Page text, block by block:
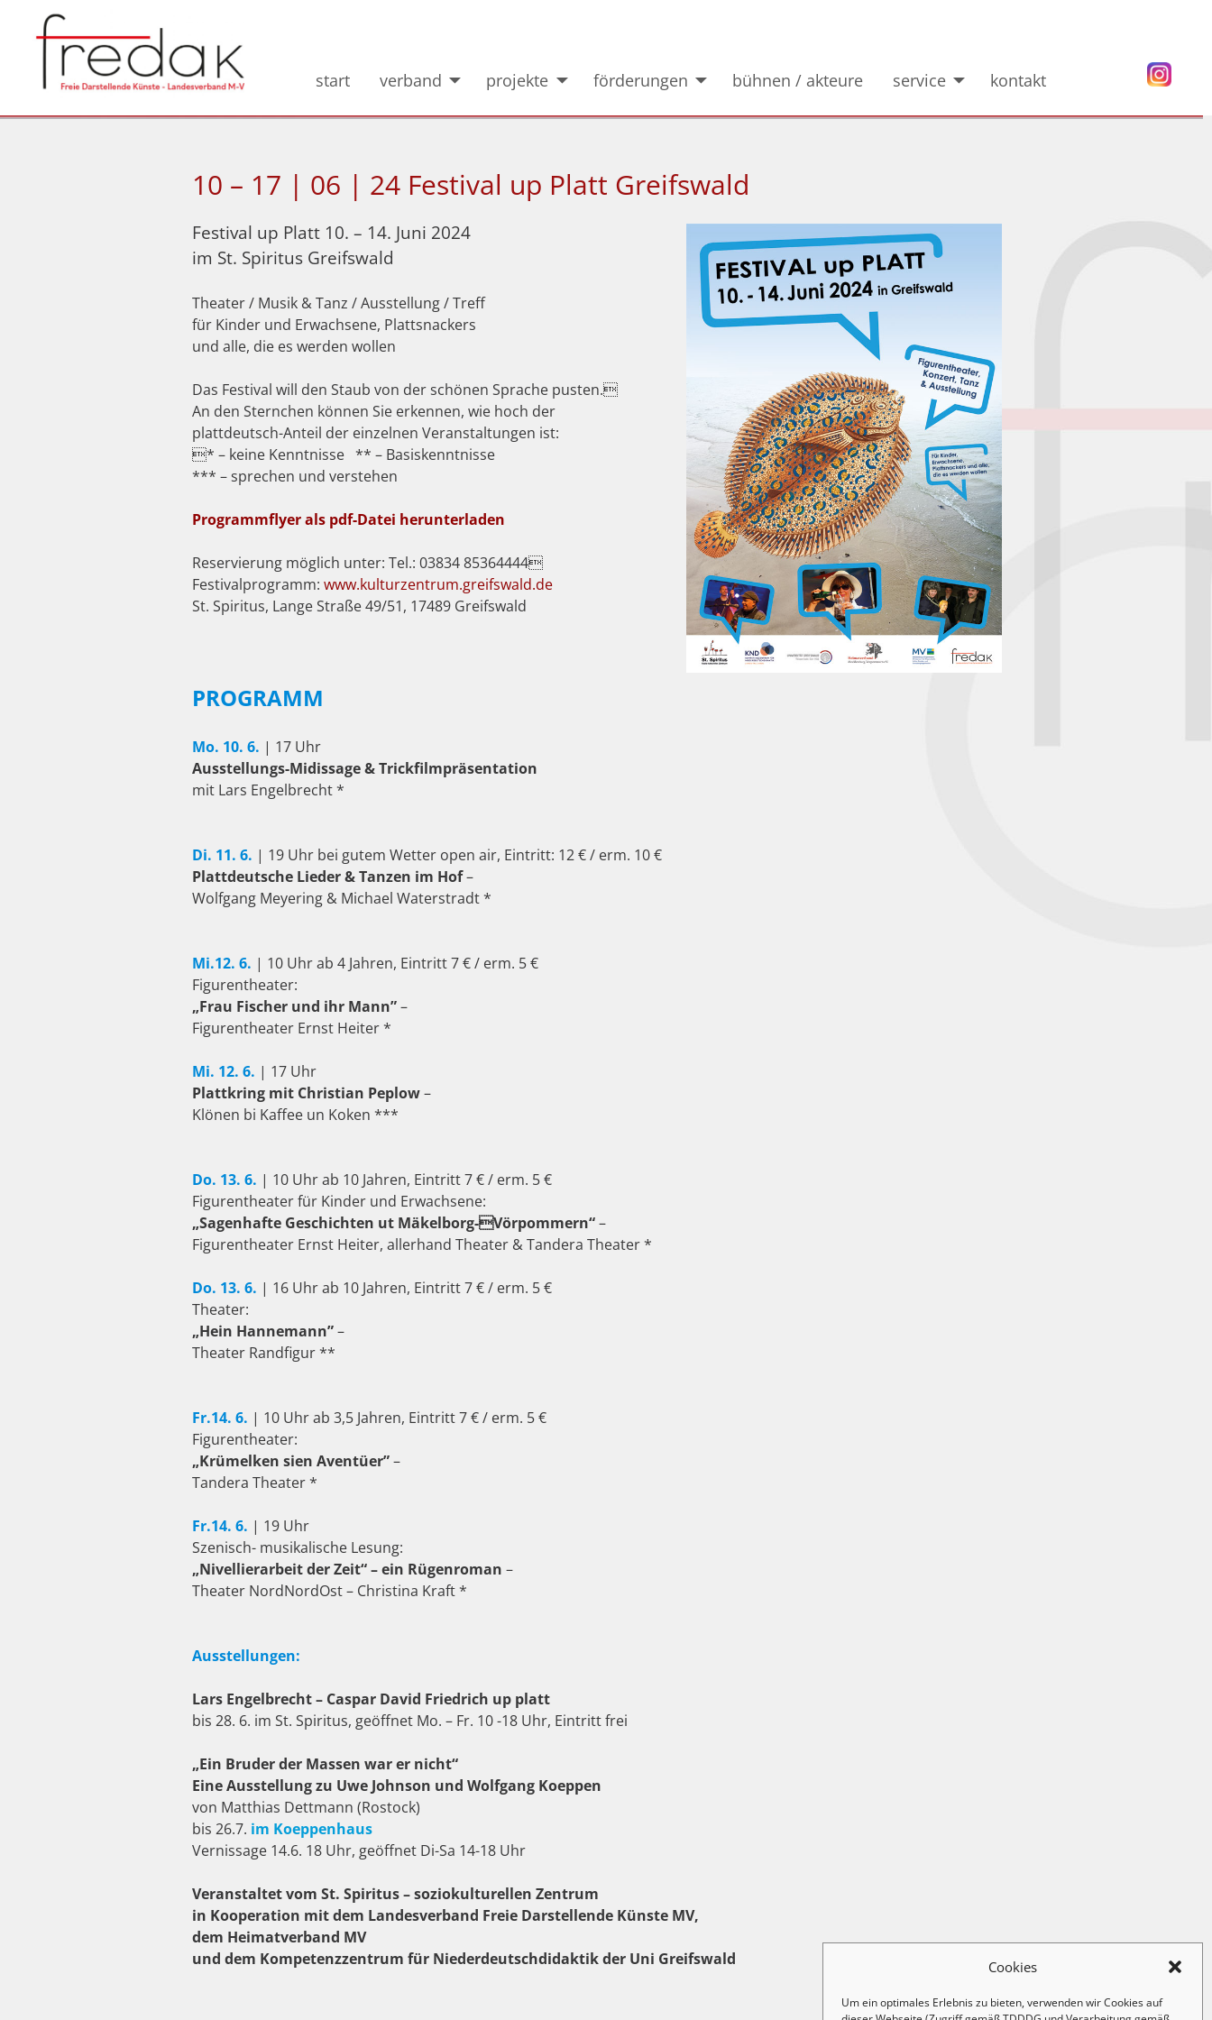
Cookies
Um ein optimales Erlebnis zu bieten, verwenden wir Cookies auf
start verband projekte förderungen bühnen / akteure service kontakt
10 – 17 | 06 | 24 Festival up Platt Greifswald
Festival up Platt 10. – 14. Juni 2024
im St. Spiritus Greifswald
Theater / Musik & Tanz / Ausstellung / Treff
für Kinder und Erwachsene, Plattsnackers
und alle, die es werden wollen
Das Festival will den Staub von der schönen Sprache pusten.
An den Sternchen können Sie erkennen, wie hoch der
plattdeutsch-Anteil der einzelnen Veranstaltungen ist:
* – keine Kenntnisse ** – Basiskenntnisse
*** – sprechen und verstehen
Programmflyer als pdf-Datei herunterladen
Reservierung möglich unter: Tel.: 03834 85364444
Festivalprogramm: www.kulturzentrum.greifswald.de
St. Spiritus, Lange Straße 49/51, 17489 Greifswald
PROGRAMM
Mo. 10. 6. | 17 Uhr
Ausstellungs-Midissage & Trickfilmpräsentation
mit Lars Engelbrecht *
Di. 11. 6. | 19 Uhr bei gutem Wetter open air, Eintritt: 12 € / erm. 10 €
Plattdeutsche Lieder & Tanzen im Hof–
Wolfgang Meyering & Michael Waterstradt *
Mi.12. 6. | 10 Uhr ab 4 Jahren, Eintritt 7 € / erm. 5 €
Figurentheater:
„Frau Fischer und ihr Mann”–
Figurentheater Ernst Heiter *
Mi. 12. 6. | 17 Uhr
Plattkring mit Christian Peplow–
Klönen bi Kaffee un Koken ***
Do. 13. 6. | 10 Uhr ab 10 Jahren, Eintritt 7 € / erm. 5 €
Figurentheater für Kinder und Erwachsene:
„Sagenhafte Geschichten ut Mäkelborg-Vörpommern“–
Figurentheater Ernst Heiter, allerhand Theater & Tandera Theater *
Do. 13. 6. | 16 Uhr ab 10 Jahren, Eintritt 7 € / erm. 5 €
Theater:
„Hein Hannemann”–
Theater Randfigur **
Fr.14. 6. | 10 Uhr ab 3,5 Jahren, Eintritt 7 € / erm. 5 €
Figurentheater:
„Krümelken sien Aventüer”–
Tandera Theater *
Fr.14. 6. | 19 Uhr
Szenisch- musikalische Lesung:
„Nivellierarbeit der Zeit“– ein Rügenroman –
Theater NordNordOst – Christina Kraft *
Ausstellungen:
Lars Engelbrecht – Caspar David Friedrich up platt
bis 28. 6. im St. Spiritus, geöffnet Mo. – Fr. 10 -18 Uhr, Eintritt frei
„Ein Bruder der Massen war er nicht“
Eine Ausstellung zu Uwe Johnson und Wolfgang Koeppen
von Matthias Dettmann (Rostock)
bis 26.7. im Koeppenhaus
Vernissage 14.6. 18 Uhr, geöffnet Di-Sa 14-18 Uhr
Veranstaltet vom St. Spiritus – soziokulturellen Zentrum
in Kooperation mit dem Landesverband Freie Darstellende Künste MV,
dem Heimatverband MV
und dem Kompetenzzentrum für Niederdeutschdidaktik der Uni Greifswald